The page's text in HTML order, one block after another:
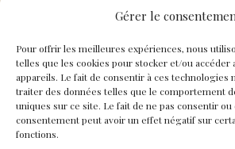
Gérer le
Pour offrir les meilleures expériences, nous
telles que les cookies pour stocker et/ou accéder
appareils. Le fait de consentir à ces technologies
traiter des données telles que le comportement
uniques sur ce site. Le fait de ne pas consentir
consentement peut avoir un effet négatif sur
fonctions.
Mon compte